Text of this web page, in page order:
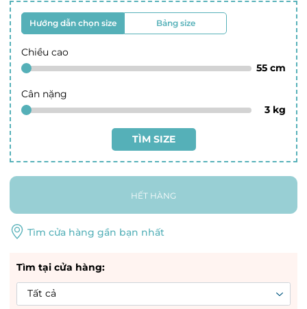
Hướng dẫn chọn size Bảng size
Chiều cao
55 cm
Cân nặng
3 kg
TÌM SIZE
HẾT HÀNG
Tìm cửa hàng gần bạn nhất
Tìm tại cửa hàng: